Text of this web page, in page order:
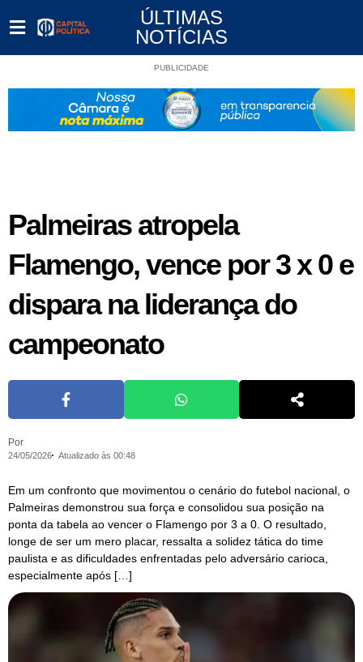
ÚLTIMAS
NOTÍCIAS
PUBLICIDADE
Palmeiras atropela
Flamengo, vence por 3 x 0 e
dispara na liderança do
campeonato
Por
24/05/2026 Atualizado às 00:48
Em um confronto que movimentou o cenário do futebol nacional, o
Palmeiras demonstrou sua força e consolidou sua posição na
ponta da tabela ao vencer o Flamengo por 3 a 0. O resultado,
longe de ser um mero placar, ressalta a solidez tática do time
paulista e as dificuldades enfrentadas pelo adversário carioca,
especialmente após […]